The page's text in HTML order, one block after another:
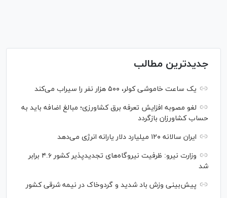
جدیدترین مطالب
یک ساعت خاموشی کولر، ۵۰۰ هزار نفر را سیراب می‌کند
لغو مصوبه افزایش تعرفه برق کشاورزی؛ مبالغ اضافه باید به
حساب کشاورزان بازگردد
ایران سالانه ۱۲۰ میلیارد دلار یارانه انرژی می‌دهد
وزارت نیرو: ظرفیت نیروگاه‌های تجدیدپذیر کشور ۴.۶ برابر
شد
پیش‌بینی وزش باد شدید و گردوخاک در نیمه شرقی کشور